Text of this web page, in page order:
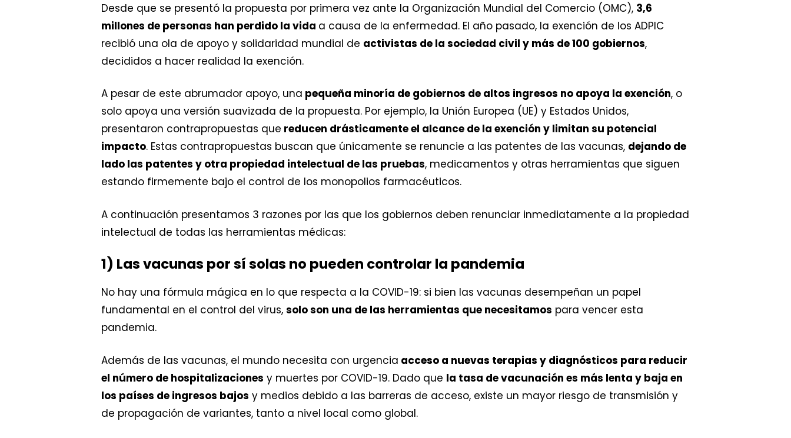
Desde que se presentó la propuesta por primera vez ante la Organización Mundial del Comercio (OMC), 3,6
millones de personas han perdido la vida a causa de la enfermedad. El año pasado, la exención de los ADPIC
recibió una ola de apoyo y solidaridad mundial de activistas de la sociedad civil y más de 100 gobiernos,
decididos a hacer realidad la exención.
A pesar de este abrumador apoyo, una pequeña minoría de gobiernos de altos ingresos no apoya la exención, o
solo apoya una versión suavizada de la propuesta. Por ejemplo, la Unión Europea (UE) y Estados Unidos,
presentaron contrapropuestas que reducen drásticamente el alcance de la exención y limitan su potencial
impacto. Estas contrapropuestas buscan que únicamente se renuncie a las patentes de las vacunas, dejando de
lado las patentes y otra propiedad intelectual de las pruebas, medicamentos y otras herramientas que siguen
estando firmemente bajo el control de los monopolios farmacéuticos.
A continuación presentamos 3 razones por las que los gobiernos deben renunciar inmediatamente a la propiedad
intelectual de todas las herramientas médicas:
1) Las vacunas por sí solas no pueden controlar la pandemia
No hay una fórmula mágica en lo que respecta a la COVID-19: si bien las vacunas desempeñan un papel
fundamental en el control del virus, solo son una de las herramientas que necesitamos para vencer esta
pandemia.
Además de las vacunas, el mundo necesita con urgencia acceso a nuevas terapias y diagnósticos para reducir
el número de hospitalizaciones y muertes por COVID-19. Dado que la tasa de vacunación es más lenta y baja en
los países de ingresos bajos y medios debido a las barreras de acceso, existe un mayor riesgo de transmisión y
de propagación de variantes, tanto a nivel local como global.